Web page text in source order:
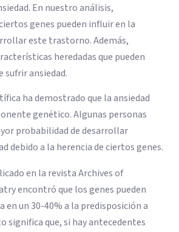
En nuestro análisis,
genes pueden influir en la
este trastorno. Además,
heredadas que pueden
sufrir ansiedad.
ha demostrado que la ansiedad
genético. Algunas personas
probabilidad de desarrollar
debido a la herencia de ciertos genes.
en la revista Archives of
encontró que los genes pueden
un 30-40% a la predisposición a
significa que, si hay antecedentes